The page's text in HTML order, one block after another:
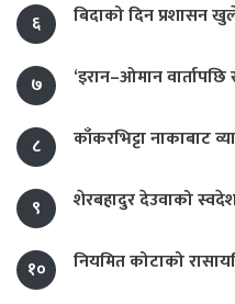
६ बिदाको दिन प्रशासन
७ ‘इरान–ओमान
८ काँकरभिट्टा नाकाबाट
९ शेरबहादुर देउवाको
१० नियमित कोटाको